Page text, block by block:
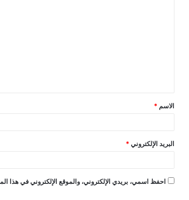
ق
*
الاسم *
البريد الإلكتروني *
احفظ اسمي، بريدي الإلكتروني، والموقع الإلكتروني في هذا